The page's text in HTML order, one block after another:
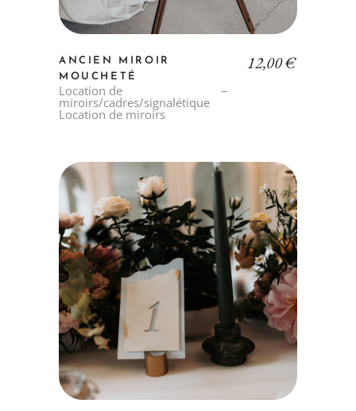
ANCIEN MIROIR
MOUCHETÉ
Location de
miroirs/cadres/signalétique
Location de miroirs
12,00€